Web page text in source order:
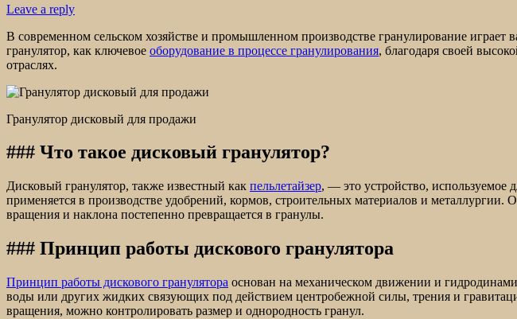
Leave a reply
В современном сельском хозяйстве и промышленном производстве гранулирование
гранулятор, как ключевое оборудование в процессе гранулирования, благодаря своей
отраслях.
Гранулятор дисковый для продажи
### Что такое дисковый гранулятор?
Дисковый гранулятор, также известный как пельлетайзер, — это устройство, используемое
применяется в производстве удобрений, кормов, строительных материалов и
вращения и наклона постепенно превращается в гранулы.
### Принцип работы дискового гранулятора
Принцип работы дискового гранулятора основан на механическом движении и
воды или других жидких связующих под действием центробежной силы, трения и
вращения, можно контролировать размер и однородность гранул.